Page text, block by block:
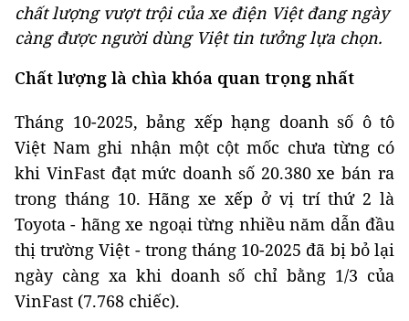
chất lượng vượt trội của xe điện Việt đang ngày
càng được người dùng Việt tin tưởng lựa chọn.
Chất lượng là chìa khóa quan trọng nhất
Tháng 10-2025, bảng xếp hạng doanh số ô tô
Việt Nam ghi nhận một cột mốc chưa từng có
khi VinFast đạt mức doanh số 20.380 xe bán ra
trong tháng 10. Hãng xe xếp ở vị trí thứ 2 là
Toyota - hãng xe ngoại từng nhiều năm dẫn đầu
thị trường Việt - trong tháng 10-2025 đã bị bỏ lại
ngày càng xa khi doanh số chỉ bằng 1/3 của
VinFast (7.768 chiếc).